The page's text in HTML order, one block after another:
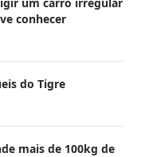
conhecer
do Tigre
mais de 100kg de